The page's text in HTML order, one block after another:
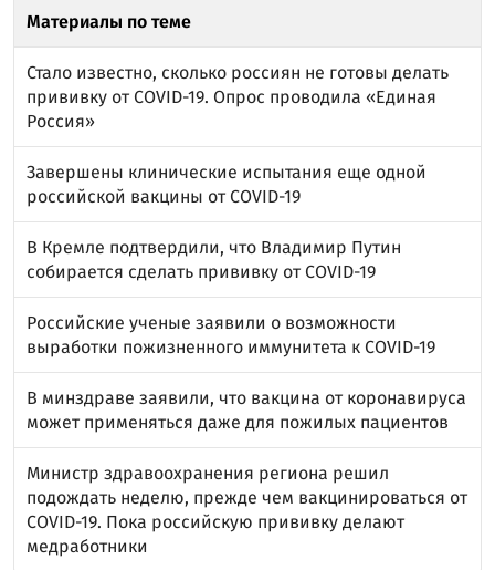
Материалы по теме
Стало известно, сколько россиян не готовы делать
прививку от COVID-19. Опрос проводила «Единая
Россия»
Завершены клинические испытания еще одной
российской вакцины от COVID-19
В Кремле подтвердили, что Владимир Путин
собирается сделать прививку от COVID-19
Российские ученые заявили о возможности
выработки пожизненного иммунитета к COVID-19
В минздраве заявили, что вакцина от коронавируса
может применяться даже для пожилых пациентов
Министр здравоохранения региона решил
подождать неделю, прежде чем вакцинироваться от
COVID-19. Пока российскую прививку делают
медработники